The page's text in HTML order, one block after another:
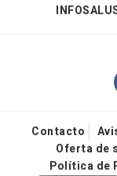
Contacto
Oferta de
Política de